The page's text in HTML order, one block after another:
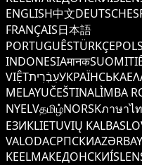
ENGLISH中文DEUTSCH
FRANÇAIS日本語
PORTUGUÊSTÜRKÇE
INDONESIAमानकSUOMI
VIỆTעִבְֿרִיתУКРАЇНСЬКА
MELAYUČEŠTINALÌMBA
NYELVதமிழ்NORSKภาษาไ
ЕЗИКLIETUVIŲ KALBA
VALODAСРПСКИ
KEELМАКЕДОНСКИ